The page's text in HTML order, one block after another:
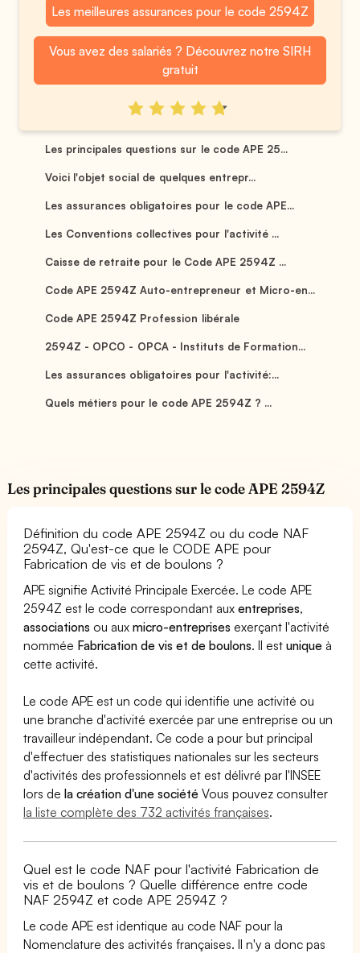
Les meilleures assurances pour le code 2594Z
Vous avez des salariés ? Découvrez notre SIRH
gratuit
Les principales questions sur le code APE 25...
Voici l'objet social de quelques entrepr...
Les assurances obligatoires pour le code APE...
Les Conventions collectives pour l'activité ...
Caisse de retraite pour le Code APE 2594Z ...
Code APE 2594Z Auto-entrepreneur et Micro-en...
Code APE 2594Z Profession libérale
2594Z - OPCO - OPCA - Instituts de Formation...
Les assurances obligatoires pour l'activité:...
Quels métiers pour le code APE 2594Z ? ...
Les principales questions sur le code APE 2594Z
Définition du code APE 2594Z ou du code NAF
2594Z, Qu'est-ce que le CODE APE pour
Fabrication de vis et de boulons ?
APE signifie Activité Principale Exercée. Le code APE
2594Z est le code correspondant auxentreprises,
associations ou auxmicro-entreprises exerçant l'activité
nommée Fabrication de vis et de boulons. Il estunique à
cette activité.
Le code APE est un code qui identifie une activité ou
une branche d'activité exercée par une entreprise ou un
travailleur indépendant. Ce code a pour but principal
d'effectuer des statistiques nationales sur les secteurs
d'activités des professionnels et est délivré par l'INSEE
lors dela création d'une société Vous pouvez consulter
la liste complète des 732 activités françaises.
Quel est le code NAF pour l'activité Fabrication de
vis et de boulons ? Quelle différence entre code
NAF 2594Z et code APE 2594Z ?
Le code APE est identique au code NAF pour la
Nomenclature des activités françaises. Il n'y a donc pas